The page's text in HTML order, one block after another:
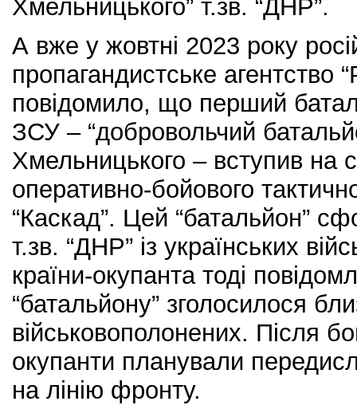
Хмельницького” т.зв. “ДНР”.
А вже у жовтні 2023 року
пропагандистське агентство
повідомило, що перший
ЗСУ – “добровольчий
Хмельницького – вступив на
оперативно-бойового
“Каскад”. Цей “батальйон”
т.зв. “ДНР” із українських
країни-окупанта тоді
“батальйону” зголосилося
військовополонених. Після
окупанти планували
на лінію фронту.